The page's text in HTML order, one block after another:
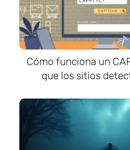
Cómo funciona un
que los sitios